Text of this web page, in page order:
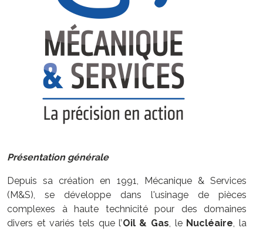
Présentation générale
Depuis sa création en 1991, Mécanique & Services
(M&S), se développe dans l'usinage de pièces
complexes à haute technicité pour des domaines
divers et variés tels que l’Oil & Gas, le Nucléaire, la